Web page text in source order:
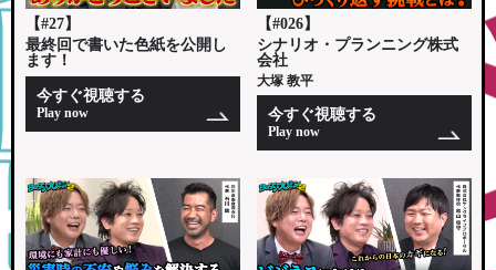
【#27】
最終回で書いた色紙を公開し
ます！
今すぐ視聴する
Play now
【#026】
シナリオ・プランニング株式
会社
大塚 教平
今すぐ視聴する
Play now